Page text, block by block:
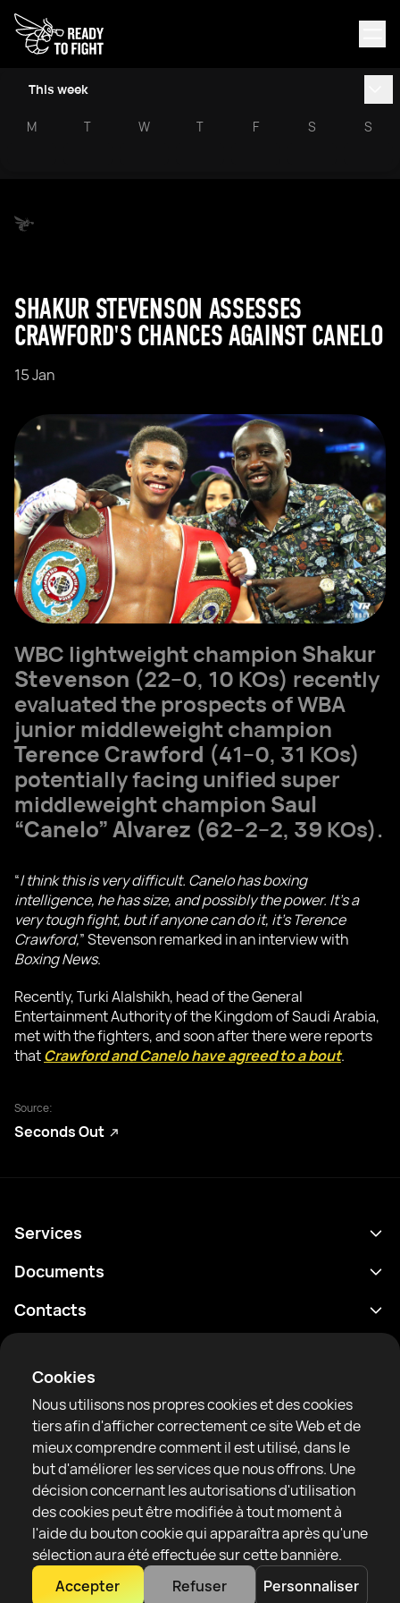
This week
M T W T F S S
Cookies
Nous utilisons nos propres cookies et des cookies
tiers afin d'afficher correctement ce site Web et de
mieux comprendre comment il est utilisé, dans le
but d'améliorer les services que nous offrons. Une
décision concernant les autorisations d'utilisation
des cookies peut être modifiée à tout moment à
l'aide du bouton cookie qui apparaîtra après qu'une
sélection aura été effectuée sur cette bannière.
Accepter
Refuser Personnaliser
SHAKUR STEVENSON ASSESSES
CRAWFORD'S CHANCES AGAINST CANELO
15 Jan
WBC lightweight champion Shakur
Stevenson (22–0, 10 KOs) recently
evaluated the prospects of WBA
junior middleweight champion
Terence Crawford (41–0, 31 KOs)
potentially facing unified super
middleweight champion Saul
“Canelo” Alvarez (62–2–2, 39 KOs).
“I think this is very difficult. Canelo has boxing
intelligence, he has size, and possibly the power. It’s a
very tough fight, but if anyone can do it, it’s Terence
Crawford,” Stevenson remarked in an interview with
Boxing News.
Recently, Turki Alalshikh, head of the General
Entertainment Authority of the Kingdom of Saudi Arabia,
met with the fighters, and soon after there were reports
thatCrawford and Canelo have agreed to a bout.
Source:
Seconds Out
RTF United service limited
6 Burrows court, Liverpool, United Kingdom
Services
Programme
Classements
Actualités
Articles
Sparring Finder
Documents
Politique de confidentialité
Conditions d'utilisation
Règles de la communauté
Contacts